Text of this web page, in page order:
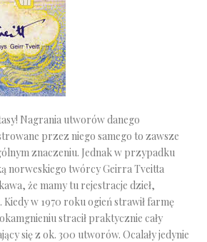
Nagrania utworów danego
przez niego samego to zawsze
znaczeniu. Jednak w przypadku
norweskiego twórcy Geirra Tveitta
że mamy tu rejestracje dzieł,
w 1970 roku ogień strawił farmę
stracił praktycznie cały
się z ok. 300 utworów. Ocalały jedynie